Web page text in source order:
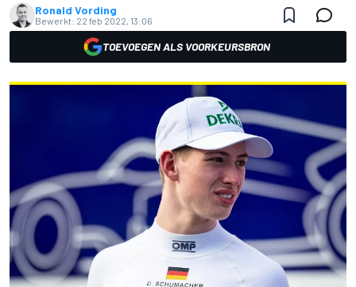
Ronald Vording
Bewerkt: 22 feb 2022, 13:06
TOEVOEGEN ALS VOORKEURSBRON